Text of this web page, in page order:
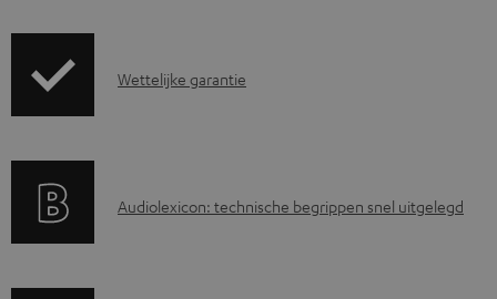
G
n
Wettelijke garantie
A
Audiolexicon: technische begrippen snel uitgelegd